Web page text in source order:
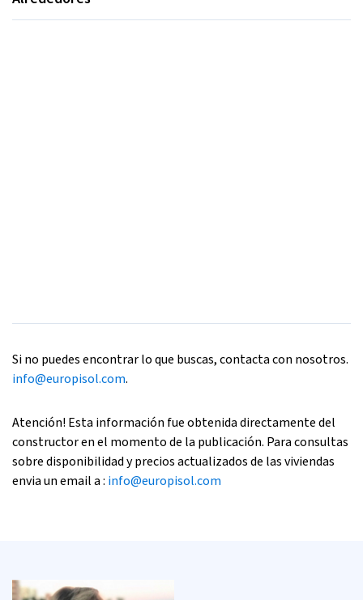
Si no puedes encontrar lo que buscas, contacta con nosotros.
info@europisol.com.
Atención! Esta información fue obtenida directamente del
constructor en el momento de la publicación. Para consultas
sobre disponibilidad y precios actualizados de las viviendas
envia un email a : info@europisol.com